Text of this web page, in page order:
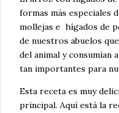
formas más especiales
mollejas e hígados de
de nuestros abuelos
del animal y consumían
tan importantes para
Esta receta es muy
principal. Aquí está la